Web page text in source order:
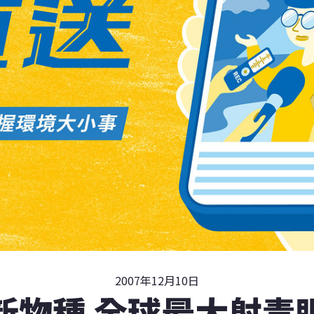
2007年12月10日